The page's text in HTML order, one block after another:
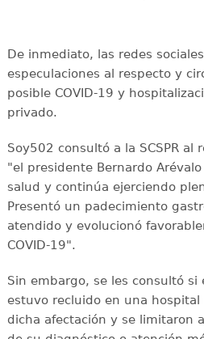
De inmediato, las redes
especulaciones al respecto y
posible COVID-19 y
privado.
Soy502 consultó a la SCSPR al
"el presidente Bernardo
salud y continúa ejerciendo
Presentó un padecimiento
atendido y evolucionó
COVID-19".
Sin embargo, se les consultó si
estuvo recluido en una
dicha afectación y se limitaron